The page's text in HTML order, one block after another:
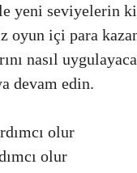
yeni seviyelerin
oyun içi para
nasıl
devam edin.
olur
olur